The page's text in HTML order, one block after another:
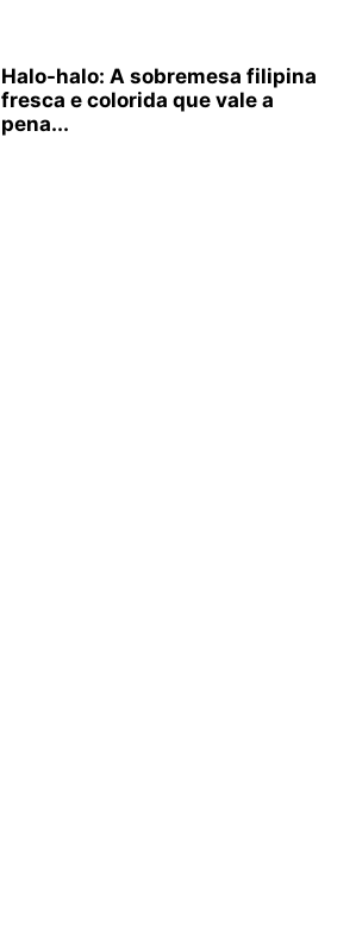
Halo-halo: A sobremesa filipina
fresca e colorida que vale a
pena...